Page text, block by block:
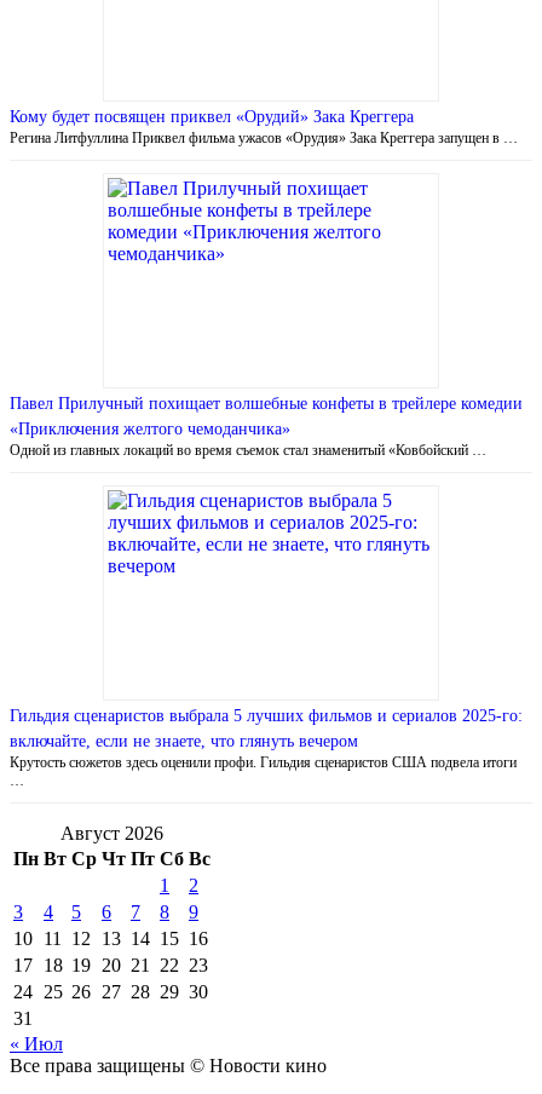
Кому будет посвящен приквел «Орудий» Зака Креггера
Регина Литфуллина Приквел фильма ужасов «Орудия» Зака Креггера запущен в …
Павел Прилучный похищает волшебные конфеты в трейлере комедии
«Приключения желтого чемоданчика»
Одной из главных локаций во время съемок стал знаменитый «Ковбойский …
Гильдия сценаристов выбрала 5 лучших фильмов и сериалов 2025-го:
включайте, если не знаете, что глянуть вечером
Крутость сюжетов здесь оценили профи. Гильдия сценаристов США подвела итоги
Август 2026
Пн Вт Ср Чт Пт Сб Вс
1
2
3
4 5 6 7 8
9
10 11 12 13 14 15 16
17 18 19 20 21 22 23
24 25 26 27 28 29 30
31
« Июл
Все права защищены © Новости кино